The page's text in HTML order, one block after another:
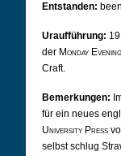
Entstanden:
Uraufführung:
der Monday
Craft.
Bemerkungen:
für ein neues
University Press
selbst schlug